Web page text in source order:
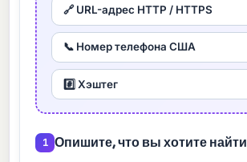
🔗 URL-адрес HTTP / HTTPS
📞 Номер телефона США
#️⃣ Хэштег
1 Опишите, что вы хотите найти